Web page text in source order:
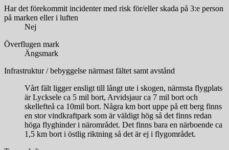
Har det förekommit incidenter med risk för/eller skada på 3:e person
på marken eller i luften
Nej
Överflugen mark
Ängsmark
Infrastruktur / bebyggelse närmast fältet samt avstånd
Vårt fält ligger ensligt till långt ute i skogen, närmsta flygplats
är Lycksele ca 5 mil bort, Arvidsjaur ca 7 mil bort och
skellefteå ca 10mil bort. Några km bort uppe på ett berg finns
en stor vindkraftpark som är väldigt hög så det finns redan
höga flyghinder i närområdet. Det finns bara en närboende ca
1,5 km bort i östlig riktning så det är ej i flygområdet.